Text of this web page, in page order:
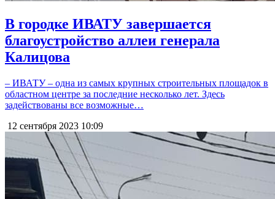
В городке ИВАТУ завершается
благоустройство аллеи генерала
Калицова
– ИВАТУ – одна из самых крупных строительных площадок в
областном центре за последние несколько лет. Здесь
задействованы все возможные…
12 сентября 2023 10:09